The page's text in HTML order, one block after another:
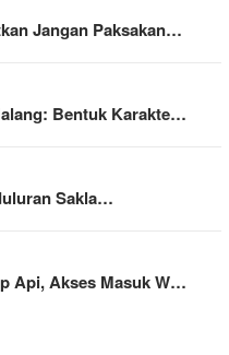
Jangan Paksakan…
Bentuk Karakte…
Sakla…
Api, Akses Masuk W…